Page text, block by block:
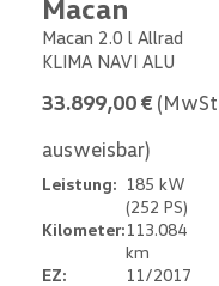
Macan
Macan 2.0 l Allrad
KLIMA NAVI ALU
33.899,00 €
ausweisbar)
Leistung: 185 kW
(252 PS)
Kilometer:113.084
km
EZ:
11/2017